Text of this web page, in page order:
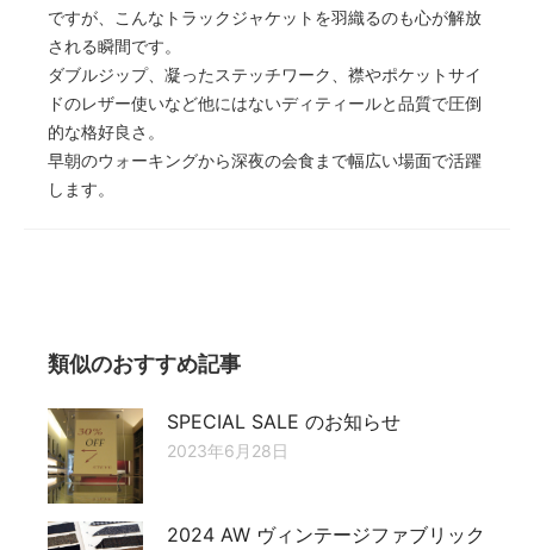
ですが、こんなトラックジャケットを羽織るのも心が解放
される瞬間です。
ダブルジップ、凝ったステッチワーク、襟やポケットサイ
ドのレザー使いなど他にはないディティールと品質で圧倒
的な格好良さ。
早朝のウォーキングから深夜の会食まで幅広い場面で活躍
します。
類似のおすすめ記事
SPECIAL SALE のお知らせ
2023年6月28日
2024 AW ヴィンテージファブリック